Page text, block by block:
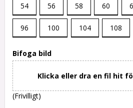
54 56 58 60
96 100 104 108
Bifoga bild
Klicka eller dra en fil hit
(Frivilligt)